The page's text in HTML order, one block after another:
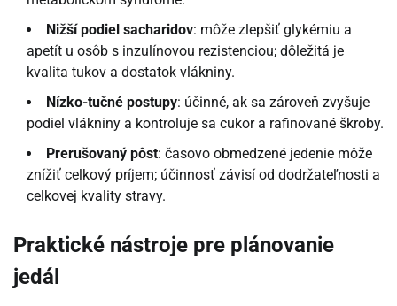
Nižší podiel sacharidov: môže zlepšiť glykémiu a
apetít u osôb s inzulínovou rezistenciou; dôležitá je
kvalita tukov a dostatok vlákniny.
Nízko-tučné postupy: účinné, ak sa zároveň zvyšuje
podiel vlákniny a kontroluje sa cukor a rafinované škroby.
Prerušovaný pôst: časovo obmedzené jedenie môže
znížiť celkový príjem; účinnosť závisí od dodržateľnosti a
celkovej kvality stravy.
Praktické nástroje pre plánovanie
jedál